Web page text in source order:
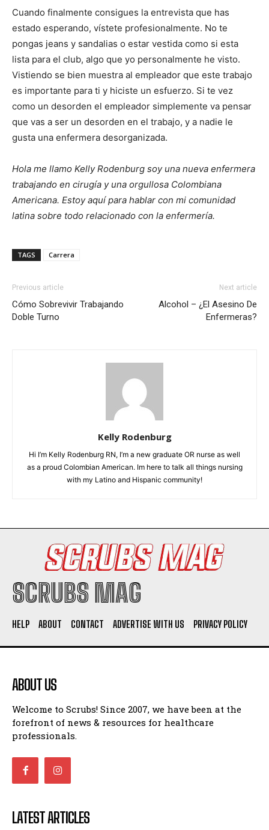
Cuando finalmente consigues la entrevista que has
estado esperando, vístete profesionalmente. No te
pongas jeans y sandalias o estar vestida como si esta
lista para el club, algo que yo personalmente he visto.
Vistiendo se bien muestra al empleador que este trabajo
es importante para ti y hiciste un esfuerzo. Si te vez
como un desorden el empleador simplemente va pensar
que vas a ser un desorden en el trabajo, y a nadie le
gusta una enfermera desorganizada.
Hola me llamo Kelly Rodenburg soy una nueva enfermera
trabajando en cirugía y una orgullosa Colombiana
Americana. Estoy aquí para hablar con mi comunidad
latina sobre todo relacionado con la enfermería.
TAGS Carrera
Previous article
Cómo Sobrevivir Trabajando
Doble Turno
Next article
Alcohol – ¿El Asesino De
Enfermeras?
Kelly Rodenburg
Hi I’m Kelly Rodenburg RN, I’m a new graduate OR nurse as well
as a proud Colombian American. Im here to talk all things nursing
with my Latino and Hispanic community!
SCRUBS MAG
HELP ABOUT CONTACT ADVERTISE WITH US PRIVACY POLICY
ABOUT US
Welcome to Scrubs! Since 2007, we have been at the
forefront of news & resources for healthcare
professionals.
LATEST ARTICLES